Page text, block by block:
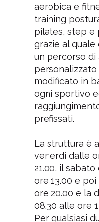
aerobica e
training
pilates, step e
grazie al
un percorso di
personalizzato
modificato in
ogni sportivo
prefissati.
La struttura è
venerdì dalle
21.00, il
ore 13.00 e
ore 20.00 e la
08.30 alle ore
Per qualsiasi